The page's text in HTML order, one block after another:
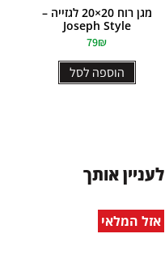
מגן רוח 20×20 לגזייה –
Joseph Style
79₪
הוספה לסל
דורג
0
לענייןאותך
אזל המלאי